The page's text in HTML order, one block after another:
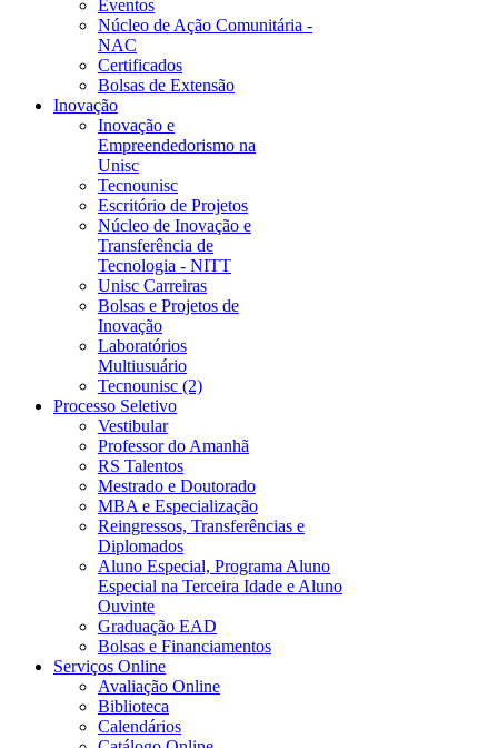
Eventos
Núcleo de Ação Comunitária -
NAC
Certificados
Bolsas de Extensão
Inovação
Inovação e
Empreendedorismo na
Unisc
Tecnounisc
Escritório de Projetos
Núcleo de Inovação e
Transferência de
Tecnologia - NITT
Unisc Carreiras
Bolsas e Projetos de
Inovação
Laboratórios
Multiusuário
Tecnounisc (2)
Processo Seletivo
Vestibular
Professor do Amanhã
RS Talentos
Mestrado e Doutorado
MBA e Especialização
Reingressos, Transferências e
Diplomados
Aluno Especial, Programa Aluno
Especial na Terceira Idade e Aluno
Ouvinte
Graduação EAD
Bolsas e Financiamentos
Serviços Online
Avaliação Online
Biblioteca
Calendários